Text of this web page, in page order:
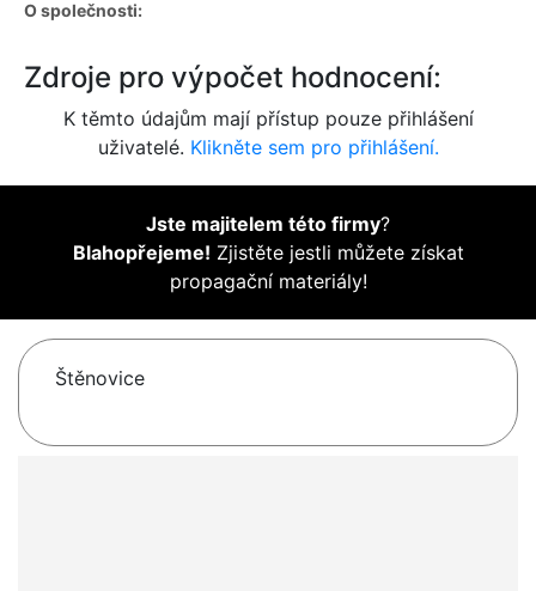
O společnosti:
Zdroje pro výpočet hodnocení:
K těmto údajům mají přístup pouze přihlášení
uživatelé. Klikněte sem pro přihlášení.
Jste majitelem této firmy?
Blahopřejeme! Zjistěte jestli můžete získat
propagační materiály!
Štěnovice